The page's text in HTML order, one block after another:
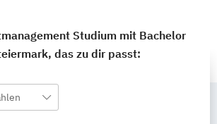
Studium mit Bachelor
das zu dir passt: